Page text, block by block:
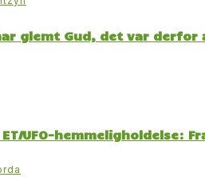
glemt Gud, det var
UFO-hemmeligholdelse: